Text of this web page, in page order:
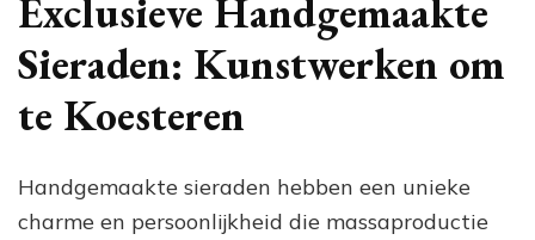
Exclusieve Handgemaakte
Sieraden: Kunstwerken om
te Koesteren
Handgemaakte sieraden hebben een unieke
charme en persoonlijkheid die massaproductie